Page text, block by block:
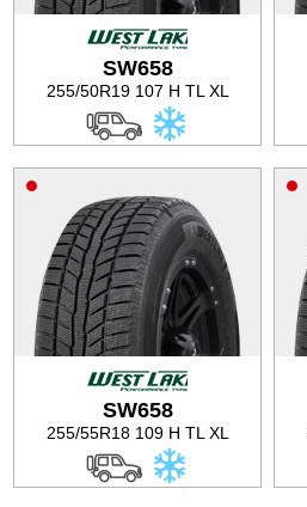
Баланс на автомобилните гуми
SW658
255/50R19 107 H TL XL
SW658
255/55R18 109 H TL XL